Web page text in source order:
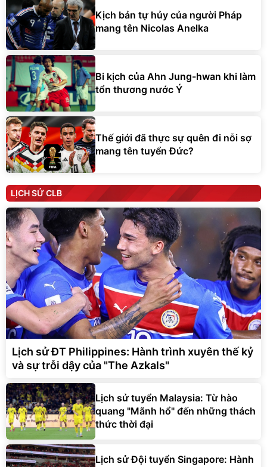
Kịch bản tự hủy của người Pháp
mang tên Nicolas Anelka
Bi kịch của Ahn Jung-hwan khi làm
tổn thương nước Ý
Thế giới đã thực sự quên đi nỗi sợ
mang tên tuyển Đức?
LỊCH SỬ CLB
Lịch sử ĐT Philippines: Hành trình xuyên thế kỷ
và sự trỗi dậy của "The Azkals"
Lịch sử tuyển Malaysia: Từ hào
quang "Mãnh hổ" đến những thách
thức thời đại
Lịch sử Đội tuyển Singapore: Hành